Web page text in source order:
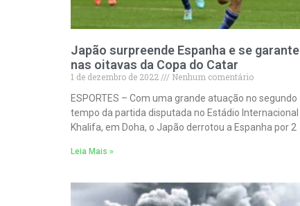
Japão surpreende Espanha e se garante
nas oitavas da Copa do Catar
1 de dezembro de 2022
Nenhum comentário
ESPORTES – Com uma grande atuação no segundo
tempo da partida disputada no Estádio Internacional
Khalifa, em Doha, o Japão derrotou a Espanha por 2
Leia Mais »